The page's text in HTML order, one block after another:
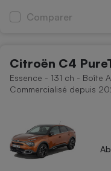
Comparer
Citroën C4
Essence - 131 ch - Boîte
Commercialisé depuis